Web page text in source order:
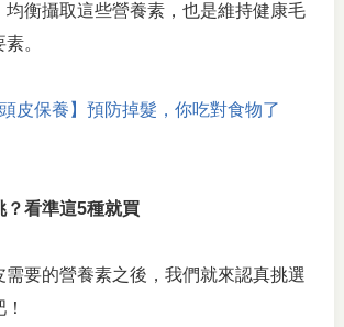
均衡攝取這些營養素，也是維持健康毛
。
頭皮保養】預防掉髮，你吃對食物了
？看準這5種就買
需要的營養素之後，我們就來認真挑選